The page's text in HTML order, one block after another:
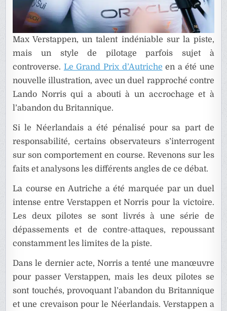
Max Verstappen, un talent indéniable sur la piste,
mais un style de pilotage parfois sujet à
controverse. Le Grand Prix d’Autriche en a été une
nouvelle illustration, avec un duel rapproché contre
Lando Norris qui a abouti à un accrochage et à
l’abandon du Britannique.
Si le Néerlandais a été pénalisé pour sa part de
responsabilité, certains observateurs s’interrogent
sur son comportement en course. Revenons sur les
faits et analysons les différents angles de ce débat.
La course en Autriche a été marquée par un duel
intense entre Verstappen et Norris pour la victoire.
Les deux pilotes se sont livrés à une série de
dépassements et de contre-attaques, repoussant
constamment les limites de la piste.
Dans le dernier acte, Norris a tenté une manœuvre
pour passer Verstappen, mais les deux pilotes se
sont touchés, provoquant l’abandon du Britannique
et une crevaison pour le Néerlandais. Verstappen a